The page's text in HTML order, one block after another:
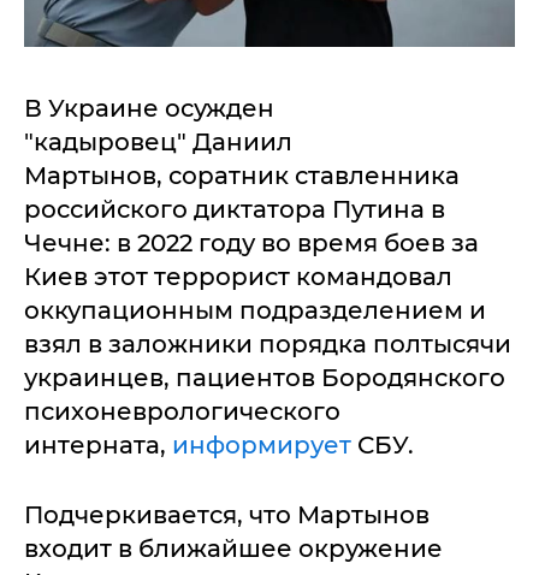
В Украине осужден
"кадыровец" Даниил
Мартынов, соратник ставленника
российского диктатора Путина в
Чечне: в 2022 году во время боев за
Киев этот террорист командовал
оккупационным подразделением и
взял в заложники порядка полтысячи
украинцев, пациентов Бородянского
психоневрологического
интерната, информирует СБУ.
Подчеркивается, что Мартынов
входит в ближайшее окружение